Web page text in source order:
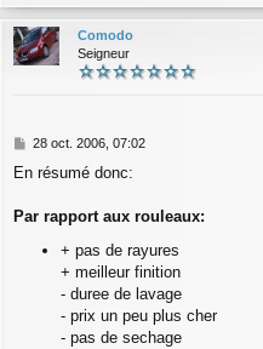
Comodo
Seigneur
M
s
a
28 oct. 2006, 07:02
En résumé donc:
Par rapport aux rouleaux:
+ pas de rayures
+ meilleur finition
- duree de lavage
- prix un peu plus cher
- pas de sechage